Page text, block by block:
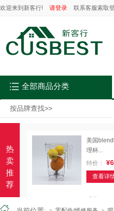
欢迎来到新客行! 请登录 联系客服索取
按品牌查找>>
全部商品分类
热
卖
推
荐
美国
理杯...
特价：
查看详
件 ...